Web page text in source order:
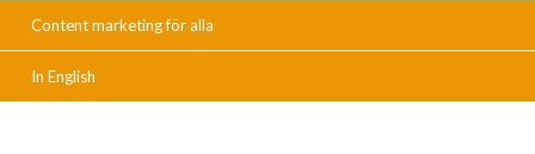
Content marketing för alla
In English